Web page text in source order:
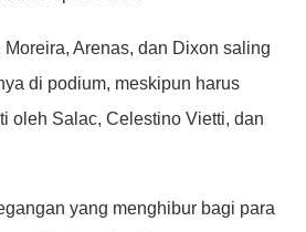
Arenas, dan Dixon saling
di podium, meskipun harus
oleh Salac, Celestino Vietti, dan
yang menghibur bagi para